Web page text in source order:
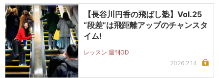
【長谷川円香の飛ばし塾】Vol.25
“段差”は飛距離アップのチャンスタ
イム!
レッスン 週刊GD
2026.2.14